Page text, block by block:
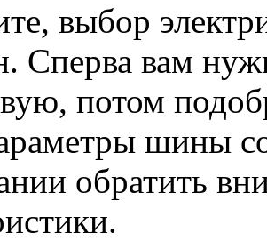
выбор
Сперва вам
потом
шины
обратить